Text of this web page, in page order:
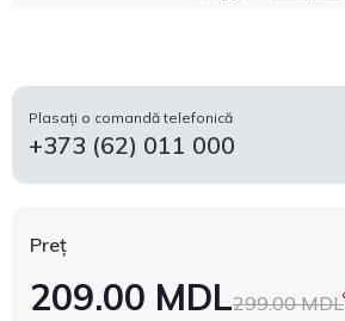
Plasați o comandă telefonică
+373 (62) 011 000
Preț
299.00 MDL
209.00 MDL